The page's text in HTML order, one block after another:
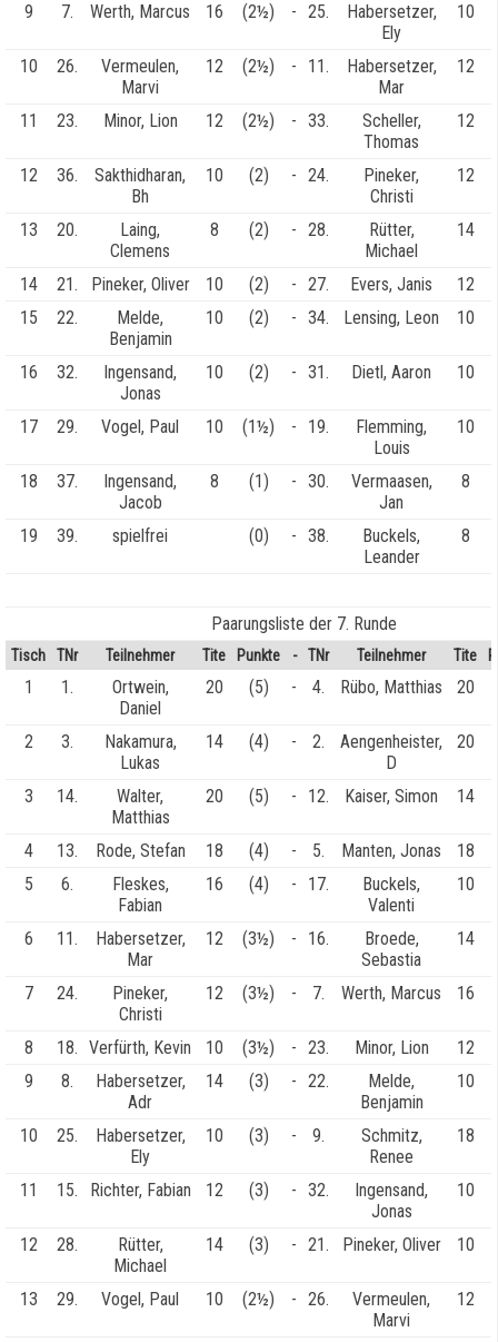
9 7. Werth, Marcus 16 (2½) - 25.
Habersetzer,
Ely
10
10 26.
Vermeulen,
Marvi
12 (2½) - 11.
Habersetzer,
Mar
12
11 23. Minor, Lion 12 (2½) - 33.
Scheller,
Thomas
12
12 36.
Sakthidharan,
Bh
10 (2) - 24.
Pineker,
Christi
12
13 20.
Laing,
Clemens
8 (2) - 28.
Rütter,
Michael
14
14 21. Pineker, Oliver 10 (2) - 27. Evers, Janis
12
15
22.
Melde,
Benjamin
10 (2) - 34. Lensing, Leon 10
16 32.
Ingensand,
Jonas
10 (2) - 31. Dietl, Aaron 10
17 29. Vogel, Paul 10 (1½) - 19.
Flemming,
Louis
10
18 37.
Ingensand,
Jacob
8 (1) - 30.
Vermaasen,
Jan
8
19 39. spielfrei (0) - 38.
Buckels,
Leander
8
Paarungsliste der 7. Runde
Tisch TNr Teilnehmer Tite Punkte - TNr Teilnehmer Tite
1 1.
Ortwein,
Daniel
20 (5) - 4. Rübo, Matthias 20
2 3.
Nakamura,
Lukas
14 (4) - 2.
Aengenheister,
D
20
3 14.
Walter,
Matthias
20 (5) - 12. Kaiser, Simon 14
4 13. Rode, Stefan 18 (4) - 5. Manten, Jonas
18
5
6.
Fleskes,
Fabian
16 (4) - 17.
Buckels,
Valenti
10
6 11.
Habersetzer,
Mar
12 (3½) - 16.
Broede,
Sebastia
14
7 24.
Pineker,
Christi
12 (3½) - 7. Werth, Marcus 16
8 18. Verfürth, Kevin 10 (3½) - 23. Minor, Lion 12
9
8.
Habersetzer,
Adr
14 (3) - 22.
Melde,
Benjamin
10
10 25.
Habersetzer,
Ely
10 (3) - 9.
Schmitz,
Renee
18
11 15. Richter, Fabian 12 (3) - 32.
Ingensand,
Jonas
10
12 28.
Rütter,
Michael
14 (3) - 21. Pineker, Oliver 10
13 29. Vogel, Paul 10 (2½) - 26.
Vermeulen,
Marvi
12